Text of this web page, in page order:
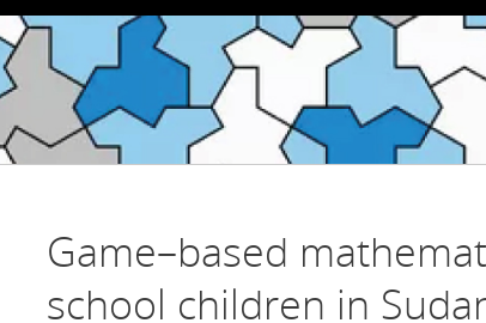
Game–based
school children in